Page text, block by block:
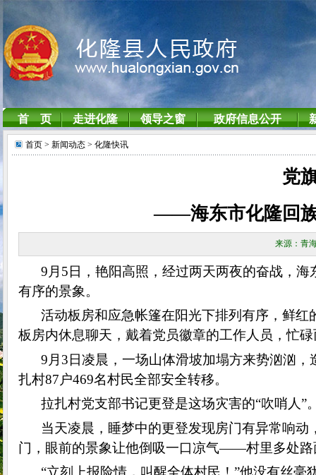
首页 > 新闻动态 > 化隆快讯
党
——海东市化隆回
来源：青
9月5日，艳阳高照，经过两天两夜的奋战，
有序的景象。
活动板房和应急帐篷在阳光下排列有序，鲜
板房内休息聊天，戴着党员徽章的工作人员，忙
9月3日凌晨，一场山体滑坡加塌方来势汹汹
扎村87户469名村民全部安全转移。
拉扎村党支部书记更登是这场灾害的“吹哨人”
当天凌晨，睡梦中的更登发现房门有异常响
门，眼前的景象让他倒吸一口凉气——村里多处
“立刻上报险情，叫醒全体村民！”他没有丝